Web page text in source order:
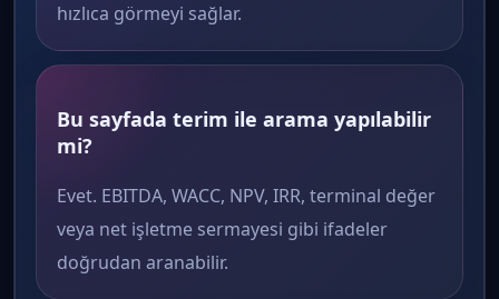
hızlıca görmeyi sağlar.
Bu sayfada terim ile arama yapılabilir
mi?
Evet. EBITDA, WACC, NPV, IRR, terminal değer
veya net işletme sermayesi gibi ifadeler
doğrudan aranabilir.